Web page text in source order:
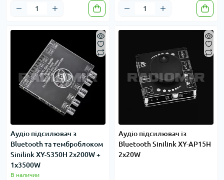
Аудіо підсилювач з
Bluetooth та темброблоком
Sinilink XY-S350H 2x200W +
1x3500W
В наличии
Аудіо підсилювач із
Bluetooth Sinilink XY-AP15H
2x20W